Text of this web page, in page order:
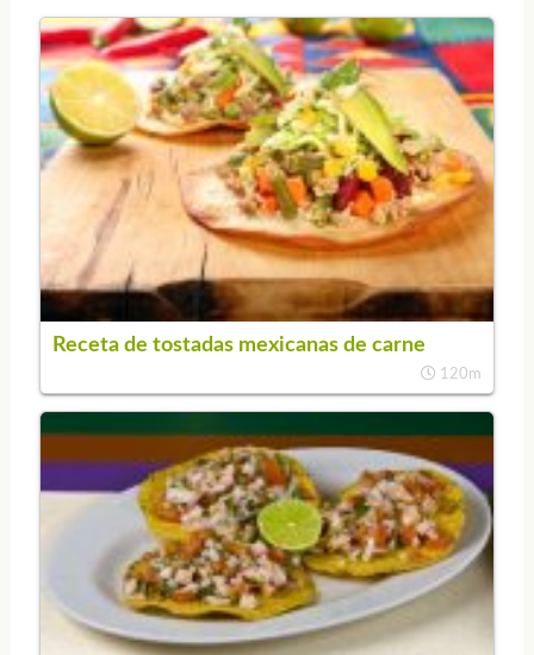
Receta de tostadas mexicanas de carne
120m